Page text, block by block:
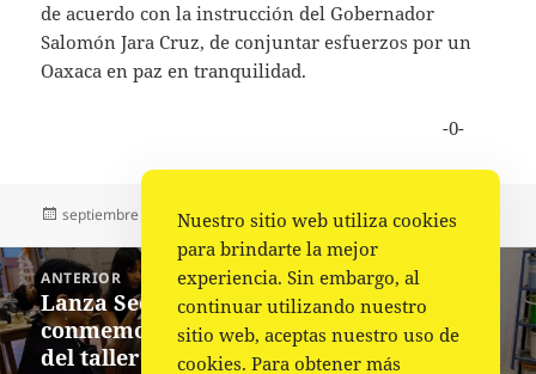
de acuerdo con la instrucción del Gobernador
Salomón Jara Cruz, de conjuntar esfuerzos por un
Oaxaca en paz en tranquilidad.
-0-
Publicado
septiembre 21, 2023 Autor
La redacción Categorías
Policiaca,Portada
Navegación
de
entradas
ANTERIOR
Entrada
anterior:
Lanza Seculta serie de videos
conmemorativos previo al 50 aniversario
del taller Rufino Tamayo
Nuestro sitio web utiliza cookies
para brindarte la mejor
experiencia. Sin embargo, al
continuar utilizando nuestro
sitio web, aceptas nuestro uso de
cookies. Para obtener más